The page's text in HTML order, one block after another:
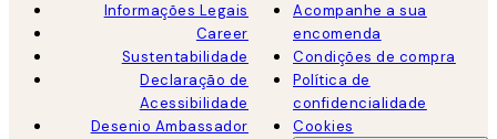
Informações Legais
Career
Sustentabilidade
Declaração de
Acessibilidade
Desenio Ambassador
Acompanhe a sua
encomenda
Condições de compra
Política de
confidencialidade
Cookies